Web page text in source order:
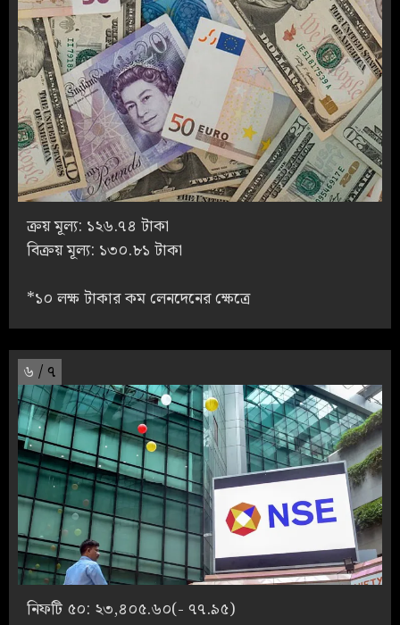
ক্রয় মূল্য: ১২৬.৭৪ টাকা
বিক্রয় মূল্য: ১৩০.৮১ টাকা
*১০ লক্ষ টাকার কম লেনদেনের ক্ষেত্রে
৬ / ৭
নিফটি ৫০: ২৩,৪০৫.৬০(- ৭৭.৯৫)